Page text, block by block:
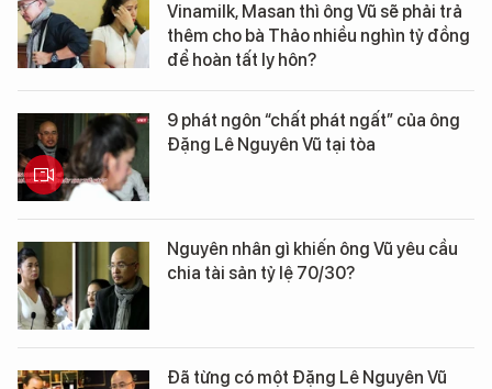
Vinamilk, Masan thì ông Vũ sẽ phải trả
thêm cho bà Thảo nhiều nghìn tỷ đồng
để hoàn tất ly hôn?
9 phát ngôn “chất phát ngất” của ông
Đặng Lê Nguyên Vũ tại tòa
Nguyên nhân gì khiến ông Vũ yêu cầu
chia tài sản tỷ lệ 70/30?
Đã từng có một Đặng Lê Nguyên Vũ